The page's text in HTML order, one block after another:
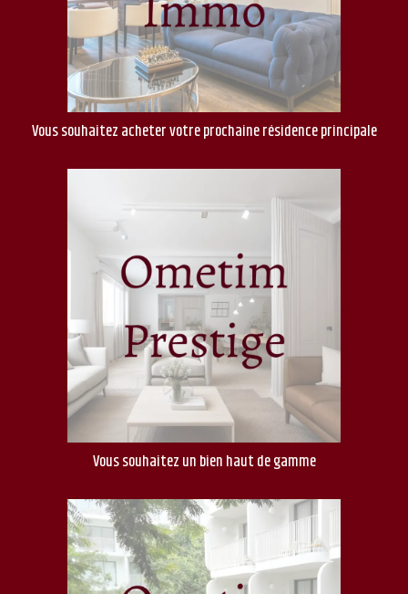
Vous souhaitez acheter votre prochaine résidence principale
Vous souhaitez un bien haut de gamme